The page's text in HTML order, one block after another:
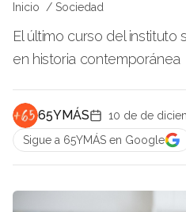
Inicio Sociedad
El último curso del instituto
en historia contemporánea
65YMÁS
10 de de
Sigue a 65YMÁS en Google